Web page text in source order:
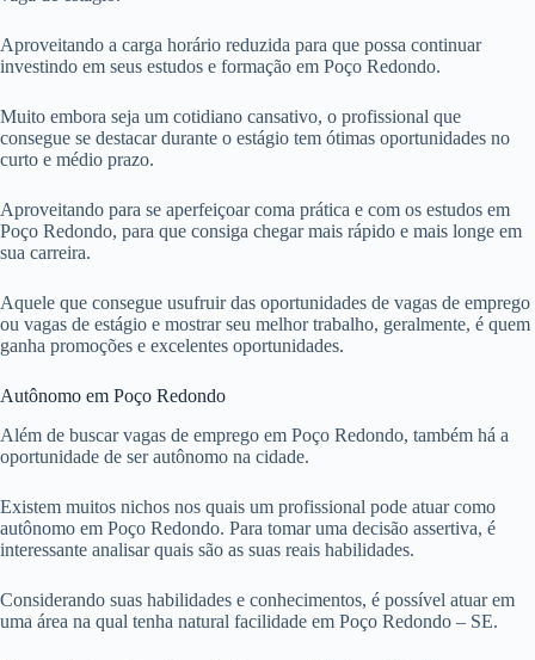
Aproveitando a carga horário reduzida para que possa continuar
investindo em seus estudos e formação em Poço Redondo.
Muito embora seja um cotidiano cansativo, o profissional que
consegue se destacar durante o estágio tem ótimas oportunidades no
curto e médio prazo.
Aproveitando para se aperfeiçoar coma prática e com os estudos em
Poço Redondo, para que consiga chegar mais rápido e mais longe em
sua carreira.
Aquele que consegue usufruir das oportunidades de vagas de emprego
ou vagas de estágio e mostrar seu melhor trabalho, geralmente, é quem
ganha promoções e excelentes oportunidades.
Autônomo em Poço Redondo
Além de buscar vagas de emprego em Poço Redondo, também há a
oportunidade de ser autônomo na cidade.
Existem muitos nichos nos quais um profissional pode atuar como
autônomo em Poço Redondo. Para tomar uma decisão assertiva, é
interessante analisar quais são as suas reais habilidades.
Considerando suas habilidades e conhecimentos, é possível atuar em
uma área na qual tenha natural facilidade em Poço Redondo – SE.